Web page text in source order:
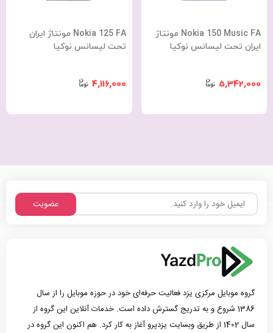
Nokia 150 Music FA مونتاژ
ایران تحت لیسانس نوکیا
5,342,000
Nokia 125 FA مونتاژ ایران
تحت لیسانس نوکیا
4,116,000
عضویت
گروه موبایل مرکزی یزد فعالیت حرفه‌ای خود در حوزه موبایل را از سال
1386 شروع و به تدریج گسترش داده است. خدمات آنلاین این گروه از
سال 1402 از طریق وبسایت یزدپرو آغاز به کار کرد. هم اکنون این گروه در